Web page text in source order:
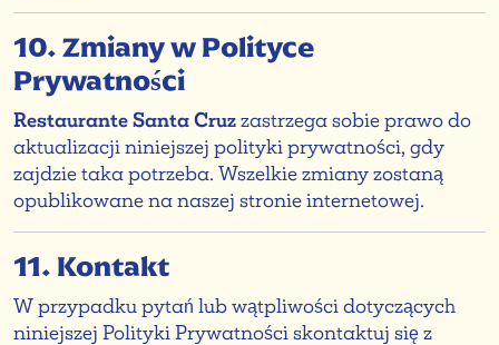
10. Zmiany w Polityce
Prywatności
Restaurante Santa Cruzzastrzega sobie prawo do
aktualizacji niniejszej polityki prywatności, gdy
zajdzie taka potrzeba. Wszelkie zmiany zostaną
opublikowane na naszej stronie internetowej.
11. Kontakt
W przypadku pytań lub wątpliwości dotyczących
niniejszej Polityki Prywatności skontaktuj się z